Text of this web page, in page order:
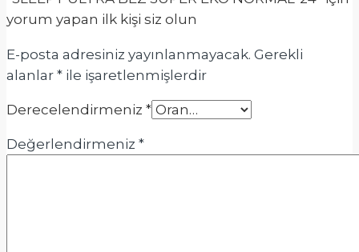
yorum yapan ilk kişi siz olun
E-posta adresiniz yayınlanmayacak. Gerekli
alanlar * ile işaretlenmişlerdir
Derecelendirmeniz *
Değerlendirmeniz *